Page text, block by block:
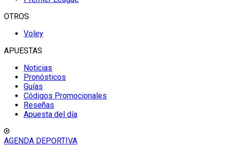
OTROS
Voley
APUESTAS
Noticias
Pronósticos
Guías
Códigos Promocionales
Reseñas
Apuesta del día
AGENDA DEPORTIVA